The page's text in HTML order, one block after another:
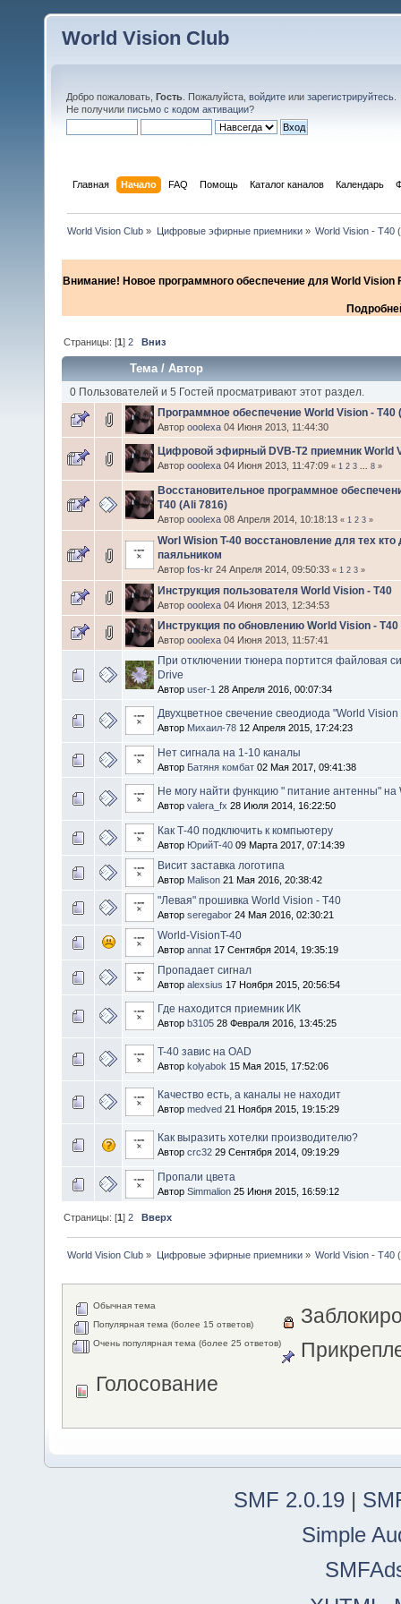
World Vision Club
Добро пожаловать, Гость . Пожалуйста, войдите или зарегистрируйтесь
Не получили письмо с кодом активации?
Главная Начало FAQ Помощь Каталог каналов Календарь
World Vision Club » Цифровые эфирные приемники» World Vision - T40
Внимание! Новое программного обеспечение для World
Страницы: [1]2 Вниз
Тема /Автор
0 Пользователей и 5 Гостей просматривают этот раздел.
Программное обеспечение World Vision - T40
Автор ooolexa 04 Июня 2013, 11:44:30
Цифровой эфирный DVB-T2 приемник World
Автор ooolexa 04 Июня 2013, 11:47:09 « 1 2 3 8 »
Восстановительное программное
T40 (Ali 7816)
Автор ooolexa 08 Апреля 2014, 10:18:13 « 1 2 3 »
Worl Wision T-40 восcтановление для тех кто
паяльником
Автор fos-kr 24 Апреля 2014, 09:50:33 « 1 2 3 »
Инструкция пользователя World Vision - T40
Автор ooolexa 04 Июня 2013, 12:34:53
Инструкция по обновлению World Vision - T40
Автор ooolexa 04 Июня 2013, 11:57:41
При отключении тюнера портится файловая
Drive
Автор user-1 28 Апреля 2016, 00:07:34
Двухцветное свечение свеодиода "World Vision
Автор Михаил-78 12 Апреля 2015, 17:24:23
Нет сигнала на 1-10 каналы
Автор Батяня комбат 02 Мая 2017, 09:41:38
Не могу найти функцию " питание антенны" на
Автор valera_fx 28 Июля 2014, 16:22:50
Как Т-40 подключить к компьютеру
Автор ЮрийT-40 09 Марта 2017, 07:14:39
Висит заставка логотипа
Автор Malison 21 Мая 2016, 20:38:42
"Левая" прошивка World Vision - T40
Автор seregabor 24 Мая 2016, 02:30:21
World-VisionT-40
Автор annat 17 Сентября 2014, 19:35:19
Пропадает сигнал
Автор alexsius 17 Ноября 2015, 20:56:54
Где находится приемник ИК
Автор b3105 28 Февраля 2016, 13:45:25
T-40 завис на OAD
Автор kolyabok 15 Мая 2015, 17:52:06
Качество есть, а каналы не находит
Автор medved 21 Ноября 2015, 19:15:29
Как выразить хотелки производителю?
Автор crc32 29 Сентября 2014, 09:19:29
Пропали цвета
Автор Simmalion 25 Июня 2015, 16:59:12
Страницы: [1]2 Вверх
World Vision Club » Цифровые эфирные приемники» World Vision - T40
Обычная тема
Популярная тема (более 15 ответов)
Очень популярная тема (более 25 ответов)
Голосование
SMF 2.0.19 |
Simple